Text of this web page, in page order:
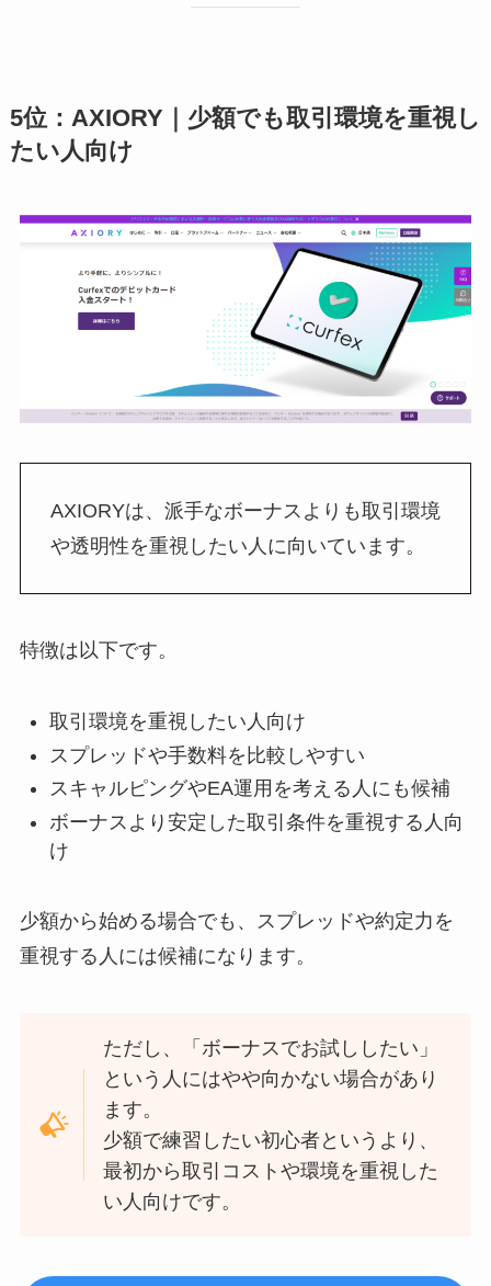
5位：AXIORY｜少額でも取引環境を重視し
たい人向け
AXIORYは、派手なボーナスよりも取引環境
や透明性を重視したい人に向いています。
特徴は以下です。
取引環境を重視したい人向け
スプレッドや手数料を比較しやすい
スキャルピングやEA運用を考える人にも候補
ボーナスより安定した取引条件を重視する人向
け
少額から始める場合でも、スプレッドや約定力を
重視する人には候補になります。
ただし、「ボーナスでお試ししたい」
という人にはやや向かない場合があり
ます。
少額で練習したい初心者というより、
最初から取引コストや環境を重視した
い人向けです。